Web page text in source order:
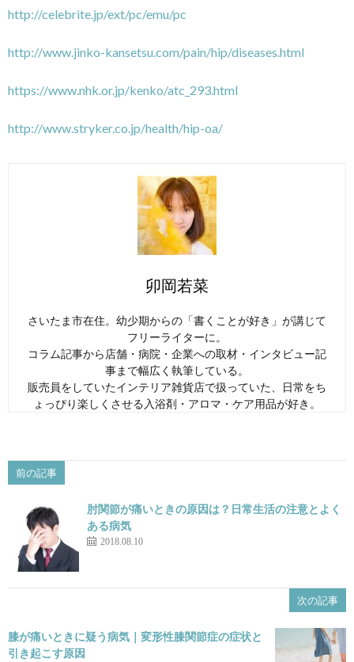
http://celebrite.jp/ext/pc/emu/pc
http://www.jinko-kansetsu.com/pain/hip/diseases.html
https://www.nhk.or.jp/kenko/atc_293.html
http://www.stryker.co.jp/health/hip-oa/
卯岡若菜
さいたま市在住。幼少期からの「書くことが好き」が講じて
フリーライターに。
コラム記事から店舗・病院・企業への取材・インタビュー記
事まで幅広く執筆している。
販売員をしていたインテリア雑貨店で扱っていた、日常をち
ょっぴり楽しくさせる入浴剤・アロマ・ケア用品が好き。
前の記事
肘関節が痛いときの原因は？日常生活の注意とよく
ある病気
2018.08.10
次の記事
膝が痛いときに疑う病気｜変形性膝関節症の症状と
引き起こす原因